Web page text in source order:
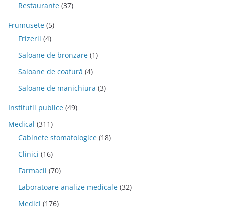
Restaurante (37)
Frumusete (5)
Frizerii (4)
Saloane de bronzare (1)
Saloane de coafură (4)
Saloane de manichiura (3)
Institutii publice (49)
Medical (311)
Cabinete stomatologice (18)
Clinici (16)
Farmacii (70)
Laboratoare analize medicale (32)
Medici (176)